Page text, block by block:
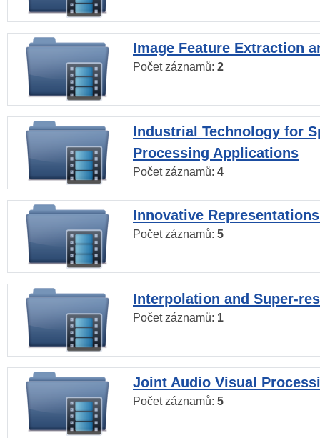
Image Feature Extraction
Počet záznamů: 2
Industrial Technology for
Processing Applications
Počet záznamů: 4
Innovative
Počet záznamů: 5
Interpolation and Super-
Počet záznamů: 1
Joint Audio Visual
Počet záznamů: 5